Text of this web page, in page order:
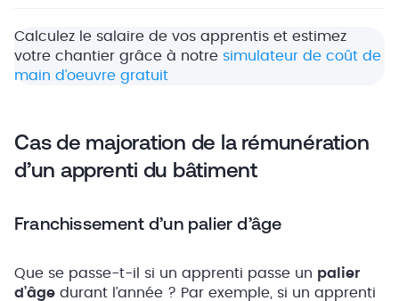
Calculez le salaire de vos apprentis et estimez
votre chantier grâce à notre simulateur de coût de
main d’oeuvre gratuit
Cas de majoration de la rémunération
d’un apprenti du bâtiment
Franchissement d’un palier d’âge
Que se passe-t-il si un apprenti passe un palier
d’âge durant l’année ? Par exemple, si un apprenti